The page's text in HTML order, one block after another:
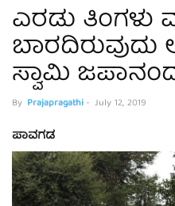
ಎರಡು ತಿಂಗಳು
ಸ್ವಾಮಿ
By Prajapragathi- July 12, 2019
ಪಾವಗಡ